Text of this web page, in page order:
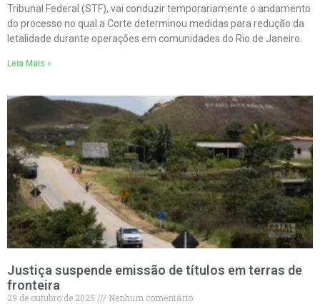
Tribunal Federal (STF), vai conduzir temporariamente o andamento
do processo no qual a Corte determinou medidas para redução da
letalidade durante operações em comunidades do Rio de Janeiro.
Leia Mais »
Justiça suspende emissão de títulos em terras de
fronteira
29 de outubro de 2025
Nenhum comentário